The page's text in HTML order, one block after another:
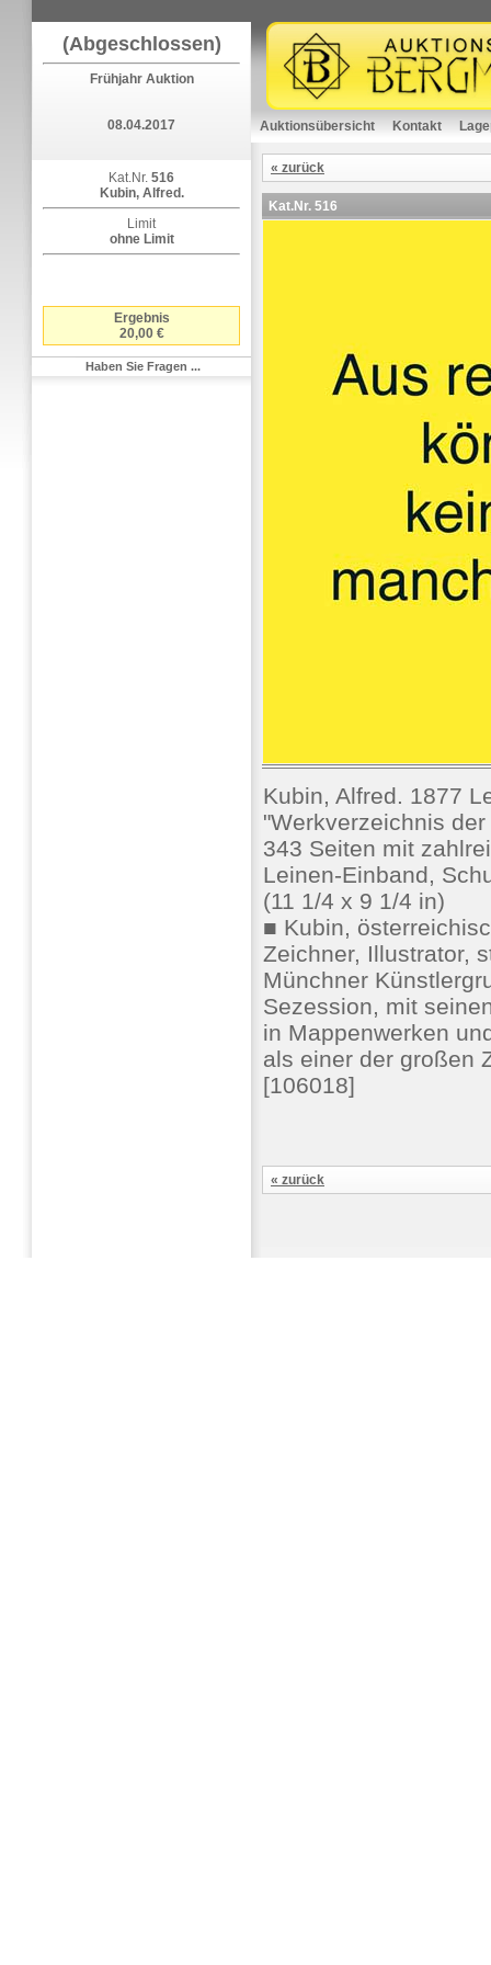
(Abgeschlossen)
Frühjahr Auktion
08.04.2017
Kat.Nr. 516
Kubin, Alfred.
Limit
ohne Limit
Ergebnis
20,00 €
Haben Sie Fragen ...
Auktionsübersicht Kontakt
« zurück
Kat.Nr. 516
Kubin, Alfred. 1877
"Werkverzeichnis
343 Seiten mit
Leinen-Einband,
(11 1/4 x 9 1/4 in)
■ Kubin,
Zeichner, Illustrator,
Münchner
Sezession, mit
in Mappenwerken
als einer der großen
[106018]
« zurück